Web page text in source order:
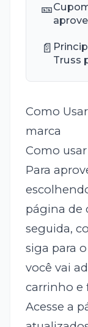
🎫
📄
Truss
Como
marca
Como
Para
página de
seguida,
siga para
você vai
carrinho e
Acesse a